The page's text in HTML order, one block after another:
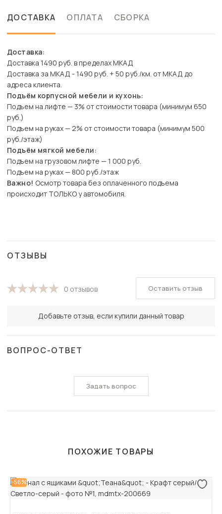
ДОСТАВКА ОПЛАТА СБОРКА
Доставка:
Доставка 1490 руб. в пределах МКАД
Доставка за МКАД - 1490 руб. + 50 руб./км. от МКАД до
адреса клиента.
Подъём корпусной мебели и кухонь:
Подъем на лифте — 3% от стоимости товара (минимум 650
руб.)
Подъем на руках — 2% от стоимости товара (минимум 500
руб./этаж)
Подъём мягкой мебели:
Подъем на грузовом лифте — 1 000 руб.
Подъем на руках — 800 руб./этаж
Важно! Осмотр товара без оплаченного подъема
происходит ТОЛЬКО у автомобиля.
ОТЗЫВЫ
0 отзывов
Добавьте отзыв, если купили данный товар
Оставить отзыв
ВОПРОС-ОТВЕТ
Задать вопрос
ПОХОЖИЕ ТОВАРЫ
-56%